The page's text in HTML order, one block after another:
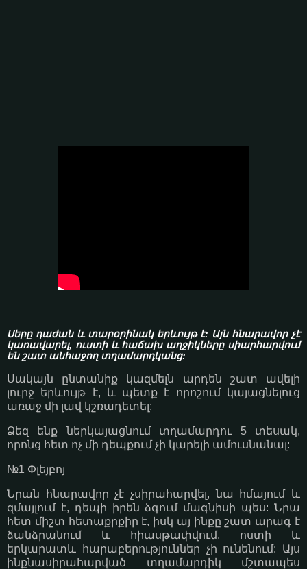
Սերը դաժան և տարօրինակ երևույթ է: Այն հնարավոր չէ
կառավարել, ուստի և հաճախ աղջիկները սիարհարվում
են շատ անհաջող տղամարդկանց:
Սակայն ընտանիք կազմելն արդեն շատ ավելի
լուրջ երևույթ է, և պետք է որոշում կայացնելուց
առաջ մի լավ կշռադետել:
Ձեզ ենք ներկայացնում տղամարդու 5 տեսակ,
որոնց հետ ոչ մի դեպքում չի կարելի ամուսնանալ:
№1 Փլեյբոյ
Նրան հնարավոր չէ չսիրահարվել, նա հմայում և
զմայլում է, դեպի իրեն ձգում մագնիսի պես: Նրա
հետ միշտ հետաքրքիր է, իսկ այ ինքը շատ արագ է
ձանձրանում և հիասթափվում, ոստի և
երկարատև հարաբերություններ չի ունենում: Այս
ինքնասիրահարված տղամարդիկ մշտապես